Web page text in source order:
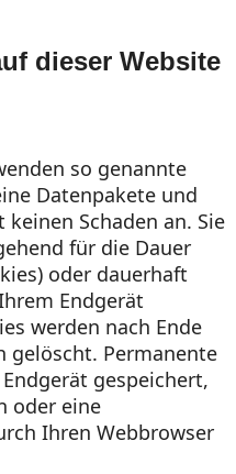
dieser Website
so genannte
Datenpakete und
Schaden an. Sie
für die Dauer
oder dauerhaft
Endgerät
werden nach Ende
gelöscht. Permanente
gespeichert,
oder eine
Ihren Webbrowser